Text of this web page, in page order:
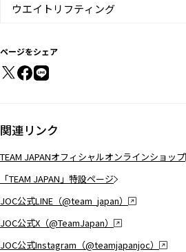
ウエイトリフティング
ページをシェア
関連リンク
TEAM JAPANオフィシャルオンラインショップ
「TEAM JAPAN」特設ページ
JOC公式LINE（@team_japan）
JOC公式X（@TeamJapan）
JOC公式Instagram（@teamjapanjoc）